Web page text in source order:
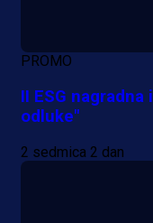
PROMO
II ESG
odluke"
2 sedmica 2 dan